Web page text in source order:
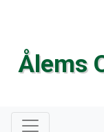
Ålems